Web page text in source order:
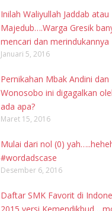
Inilah Waliyullah Jaddab atau
Majedub….Warga Gresik
mencari dan merindukannya
Januari 5, 2016
Pernikahan Mbak Andini
Wonosobo ini digagalkan
ada apa?
Maret 15, 2016
Mulai dari nol (0)
#wordadscase
Desember 6, 2016
Daftar SMK Favorit di